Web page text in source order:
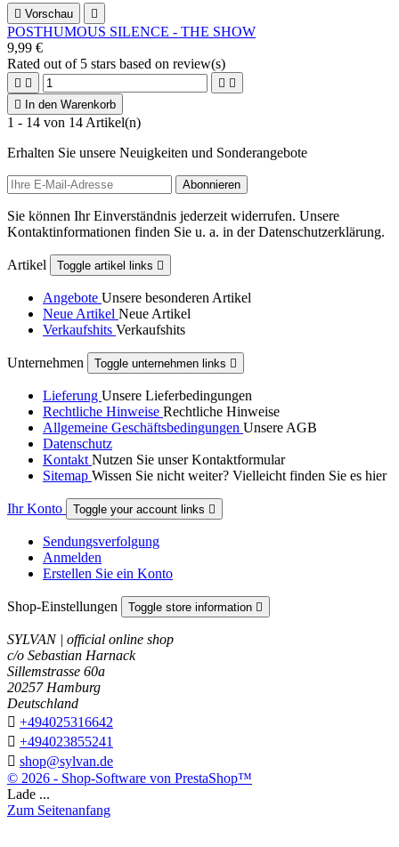
 Vorschau 
POSTHUMOUS SILENCE - THE SHOW
9,99 €
Rated out of 5 stars based on review(s)
   

In den Warenkorb
1 - 14 von 14 Artikel(n)
Erhalten Sie unsere Neuigkeiten und Sonderangebote
Sie können Ihr Einverständnis jederzeit widerrufen. Unsere
Kontaktinformationen finden Sie u. a. in der Datenschutzerklärung.
Artikel Toggle artikel links 
Angebote Unsere besonderen Artikel
Neue Artikel Neue Artikel
Verkaufshits Verkaufshits
Unternehmen Toggle unternehmen links 
Lieferung Unsere Lieferbedingungen
Rechtliche Hinweise Rechtliche Hinweise
Allgemeine Geschäftsbedingungen Unsere AGB
Datenschutz
Kontakt Nutzen Sie unser Kontaktformular
Sitemap Wissen Sie nicht weiter? Vielleicht finden Sie es hier
Ihr Konto Toggle your account links 
Sendungsverfolgung
Anmelden
Erstellen Sie ein Konto
Shop-Einstellungen Toggle store information 
SYLVAN | official online shop
c/o Sebastian Harnack
Sillemstrasse 60a
20257 Hamburg
Deutschland
 +494025316642
 +494023855241
 shop@sylvan.de
© 2026 - Shop-Software von PrestaShop™
Lade ...
Zum Seitenanfang